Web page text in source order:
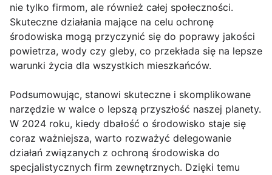
nie tylko firmom, ale również całej społeczności.
Skuteczne działania mające na celu ochronę
środowiska mogą przyczynić się do poprawy jakości
powietrza, wody czy gleby, co przekłada się na lepsze
warunki życia dla wszystkich mieszkańców.
Podsumowując, stanowi skuteczne i skomplikowane
narzędzie w walce o lepszą przyszłość naszej planety.
W 2024 roku, kiedy dbałość o środowisko staje się
coraz ważniejsza, warto rozważyć delegowanie
działań związanych z ochroną środowiska do
specjalistycznych firm zewnętrznych. Dzięki temu